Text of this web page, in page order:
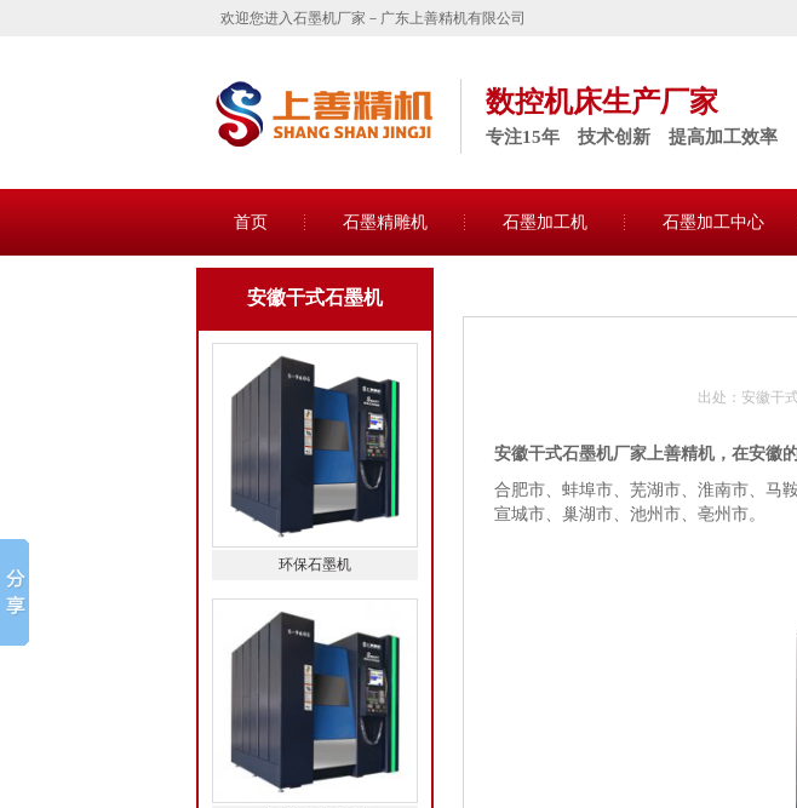
欢迎您进入石墨机厂家－广东上善精机有限公司
数控机床生产厂家
专注15年 技术创新 提高加工效率
首页 石墨精雕机 石墨加工机 石墨加工中心
出处：安徽干
安徽干式石墨机厂家上善精机，在安徽
合肥市、蚌埠市、芜湖市、淮南市、马
宣城市、巢湖市、池州市、亳州市。
安徽干式石墨机
环保石墨机